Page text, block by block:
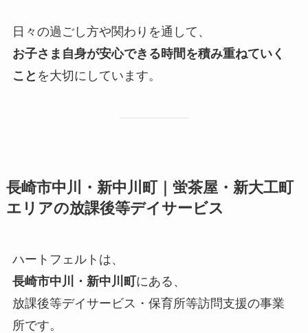
日々の過ごし方や関わりを通して、
お子さま自身が安心できる時間を積み重ねていく
こと を大切にしています。
長崎市中川・新中川町｜蛍茶屋・新大工町
エリアの放課後等デイサービス
ハートフェルトは、
長崎市中川・新中川町にある、
放課後等デイサービス・保育所等訪問支援の事業
所です。